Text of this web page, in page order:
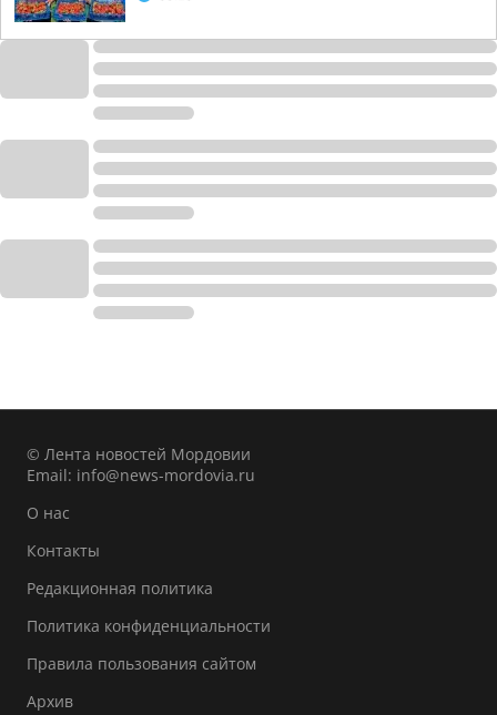
© Лента новостей Мордовии
Email: info@news-mordovia.ru
О нас
Контакты
Редакционная политика
Политика конфиденциальности
Правила пользования сайтом
Архив